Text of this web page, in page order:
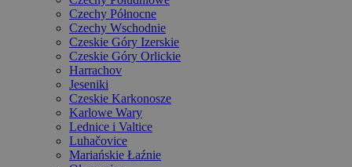
Czechy Północne
Czechy Wschodnie
Czeskie Góry Izerskie
Czeskie Góry Orlickie
Harrachov
Jeseniki
Czeskie Karkonosze
Karlowe Wary
Lednice i Valtice
Luhačovice
Mariańskie Łaźnie